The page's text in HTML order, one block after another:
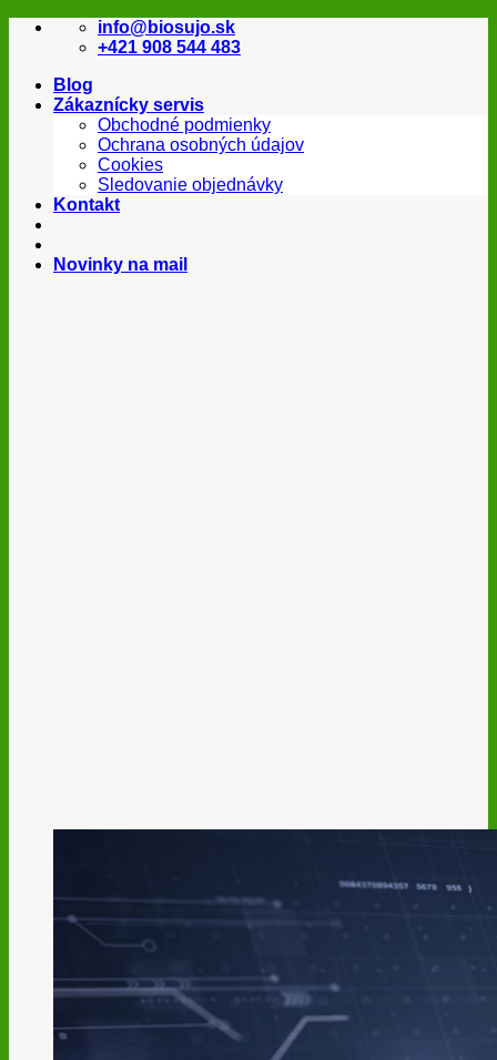
Skip
info@biosujo.sk
+421 908 544 483
Blog
Zákaznícky servis
Obchodné podmienky
Ochrana osobných údajov
Cookies
Sledovanie objednávky
Kontakt
Novinky na mail